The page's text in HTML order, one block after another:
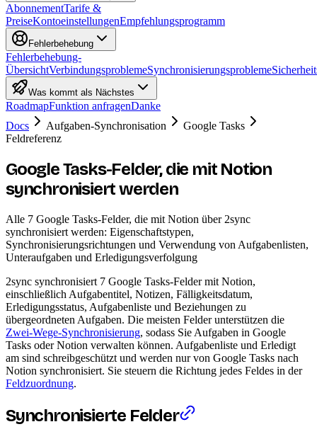
AbonnementTarife &
PreiseKontoeinstellungenEmpfehlungsprogramm
Fehlerbehebung
Fehlerbehebung-
ÜbersichtVerbindungsproblemeSynchronisierungsprobleme
Was kommt als Nächstes
RoadmapFunktion anfragenDanke
Docs
Aufgaben-Synchronisation
Google Tasks
Feldreferenz
Google Tasks-Felder, die mit Notion
synchronisiert werden
Alle 7 Google Tasks-Felder, die mit Notion über 2sync
synchronisiert werden: Eigenschaftstypen,
Synchronisierungsrichtungen und Verwendung von Aufgabenlisten,
Unteraufgaben und Erledigungsverfolgung
2sync synchronisiert 7 Google Tasks-Felder mit Notion,
einschließlich Aufgabentitel, Notizen, Fälligkeitsdatum,
Erledigungsstatus, Aufgabenliste und Beziehungen zu
übergeordneten Aufgaben. Die meisten Felder unterstützen die
Zwei-Wege-Synchronisierung, sodass Sie Aufgaben in Google
Tasks oder Notion verwalten können. Aufgabenliste und Erledigt
am sind schreibgeschützt und werden nur von Google Tasks nach
Notion synchronisiert. Sie steuern die Richtung jedes Feldes in der
Feldzuordnung.
Synchronisierte Felder